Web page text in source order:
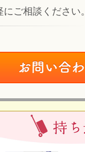
ご相談ください。